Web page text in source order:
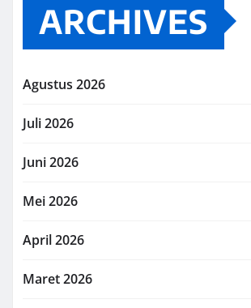
ARCHIVES
Agustus 2026
Juli 2026
Juni 2026
Mei 2026
April 2026
Maret 2026